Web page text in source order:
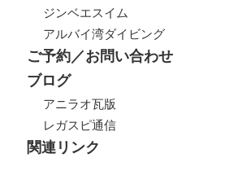
ジンベエスイム
アルバイ湾ダイビング
ご予約／お問い合わせ
ブログ
アニラオ瓦版
レガスピ通信
関連リンク